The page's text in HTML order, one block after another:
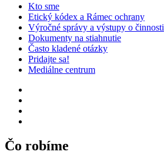
Kto sme
Etický kódex a Rámec ochrany
Výročné správy a výstupy o činnosti
Dokumenty na stiahnutie
Často kladené otázky
Pridajte sa!
Mediálne centrum
Čo robíme